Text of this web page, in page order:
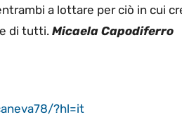
a lottare per ciò in cui
di tutti. Micaela Capodiferro
?hl=it